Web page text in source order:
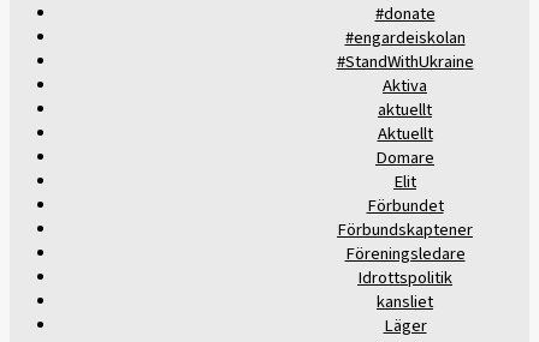
#donate
#engardeiskolan
#StandWithUkraine
Aktiva
aktuellt
Aktuellt
Domare
Elit
Förbundet
Förbundskaptener
Föreningsledare
Idrottspolitik
kansliet
Läger